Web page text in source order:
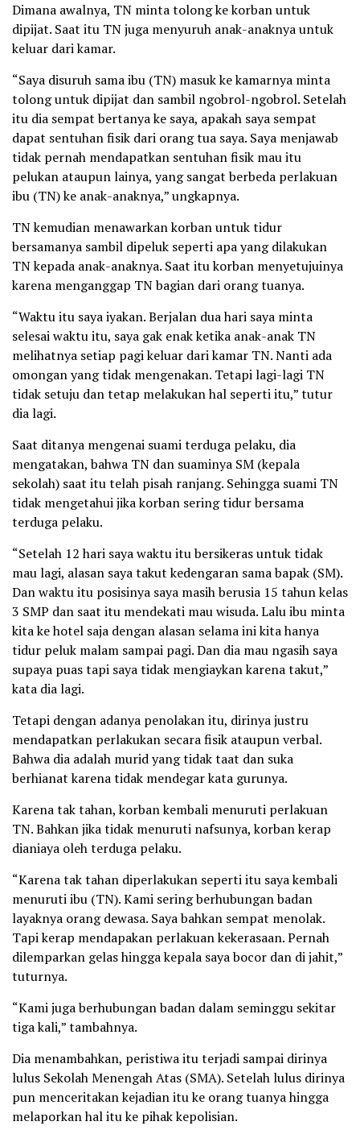
Dimana awalnya, TN minta tolong ke korban untuk
dipijat. Saat itu TN juga menyuruh anak-anaknya untuk
keluar dari kamar.
“Saya disuruh sama ibu (TN) masuk ke kamarnya minta
tolong untuk dipijat dan sambil ngobrol-ngobrol. Setelah
itu dia sempat bertanya ke saya, apakah saya sempat
dapat sentuhan fisik dari orang tua saya. Saya menjawab
tidak pernah mendapatkan sentuhan fisik mau itu
pelukan ataupun lainya, yang sangat berbeda perlakuan
ibu (TN) ke anak-anaknya,” ungkapnya.
TN kemudian menawarkan korban untuk tidur
bersamanya sambil dipeluk seperti apa yang dilakukan
TN kepada anak-anaknya. Saat itu korban menyetujuinya
karena menganggap TN bagian dari orang tuanya.
“Waktu itu saya iyakan. Berjalan dua hari saya minta
selesai waktu itu, saya gak enak ketika anak-anak TN
melihatnya setiap pagi keluar dari kamar TN. Nanti ada
omongan yang tidak mengenakan. Tetapi lagi-lagi TN
tidak setuju dan tetap melakukan hal seperti itu,” tutur
dia lagi.
Saat ditanya mengenai suami terduga pelaku, dia
mengatakan, bahwa TN dan suaminya SM (kepala
sekolah) saat itu telah pisah ranjang. Sehingga suami TN
tidak mengetahui jika korban sering tidur bersama
terduga pelaku.
“Setelah 12 hari saya waktu itu bersikeras untuk tidak
mau lagi, alasan saya takut kedengaran sama bapak (SM).
Dan waktu itu posisinya saya masih berusia 15 tahun kelas
3 SMP dan saat itu mendekati mau wisuda. Lalu ibu minta
kita ke hotel saja dengan alasan selama ini kita hanya
tidur peluk malam sampai pagi. Dan dia mau ngasih saya
supaya puas tapi saya tidak mengiaykan karena takut,”
kata dia lagi.
Tetapi dengan adanya penolakan itu, dirinya justru
mendapatkan perlakukan secara fisik ataupun verbal.
Bahwa dia adalah murid yang tidak taat dan suka
berhianat karena tidak mendegar kata gurunya.
Karena tak tahan, korban kembali menuruti perlakuan
TN. Bahkan jika tidak menuruti nafsunya, korban kerap
dianiaya oleh terduga pelaku.
“Karena tak tahan diperlakukan seperti itu saya kembali
menuruti ibu (TN). Kami sering berhubungan badan
layaknya orang dewasa. Saya bahkan sempat menolak.
Tapi kerap mendapakan perlakuan kekerasaan. Pernah
dilemparkan gelas hingga kepala saya bocor dan di jahit,”
tuturnya.
“Kami juga berhubungan badan dalam seminggu sekitar
tiga kali,” tambahnya.
Dia menambahkan, peristiwa itu terjadi sampai dirinya
lulus Sekolah Menengah Atas (SMA). Setelah lulus dirinya
pun menceritakan kejadian itu ke orang tuanya hingga
melaporkan hal itu ke pihak kepolisian.